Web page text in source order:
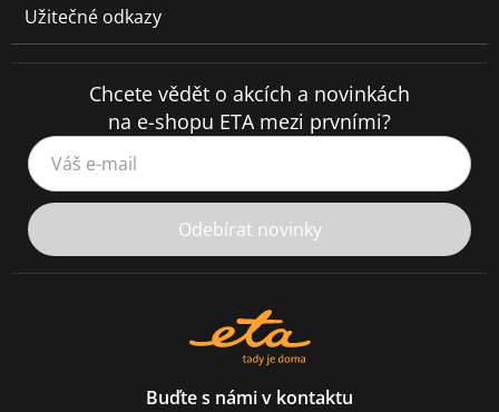
Užitečné odkazy
Chcete vědět o akcích a novinkách
na e-shopu ETA mezi prvními?
Váš e-mail
Odebírat novinky
Buďte s námi v kontaktu